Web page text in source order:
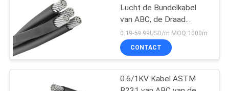
lucht gebundelde
Lucht de Bundelkabel
van ABC, de Draad
0.6/1KV van de de
Dienstdaling
0.19-59.99USD/m MOQ:1000m
CONTACT
0.6/1KV Kabel ASTM